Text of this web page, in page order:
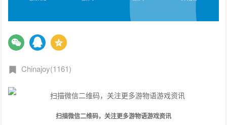
Chinajoy(1161)
扫描微信二维码，关注更多游物语游戏资讯